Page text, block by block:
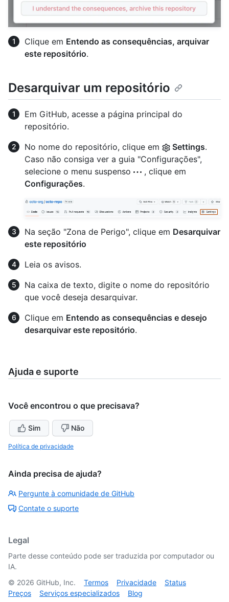
Clique em Entendo as consequências, arquivar
este repositório.
Desarquivar um repositório
Em GitHub, acesse a página principal do
repositório.
No nome do repositório, clique em
Settings.
Caso não consiga ver a guia "Configurações",
selecione o menu suspenso
, clique em
Configurações.
Na seção "Zona de Perigo", clique em Desarquivar
este repositório
Leia os avisos.
Na caixa de texto, digite o nome do repositório
que você deseja desarquivar.
Clique em Entendo as consequências e desejo
desarquivar este repositório.
Ajuda e suporte
Você encontrou o que precisava?
Sim Não
Política de privacidade
Ainda precisa de ajuda?
Pergunte à comunidade de GitHub
Contate o suporte
Legal
Parte desse conteúdo pode ser traduzida por computador ou
IA.
© 2026 GitHub, Inc. Termos Privacidade
Status
Preços
Serviços especializados Blog